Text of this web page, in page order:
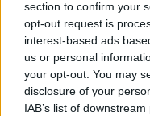
section to confirm your
opt-out request is
interest-based ads
us or personal
your opt-out. You may
disclosure of your
IAB’s list of